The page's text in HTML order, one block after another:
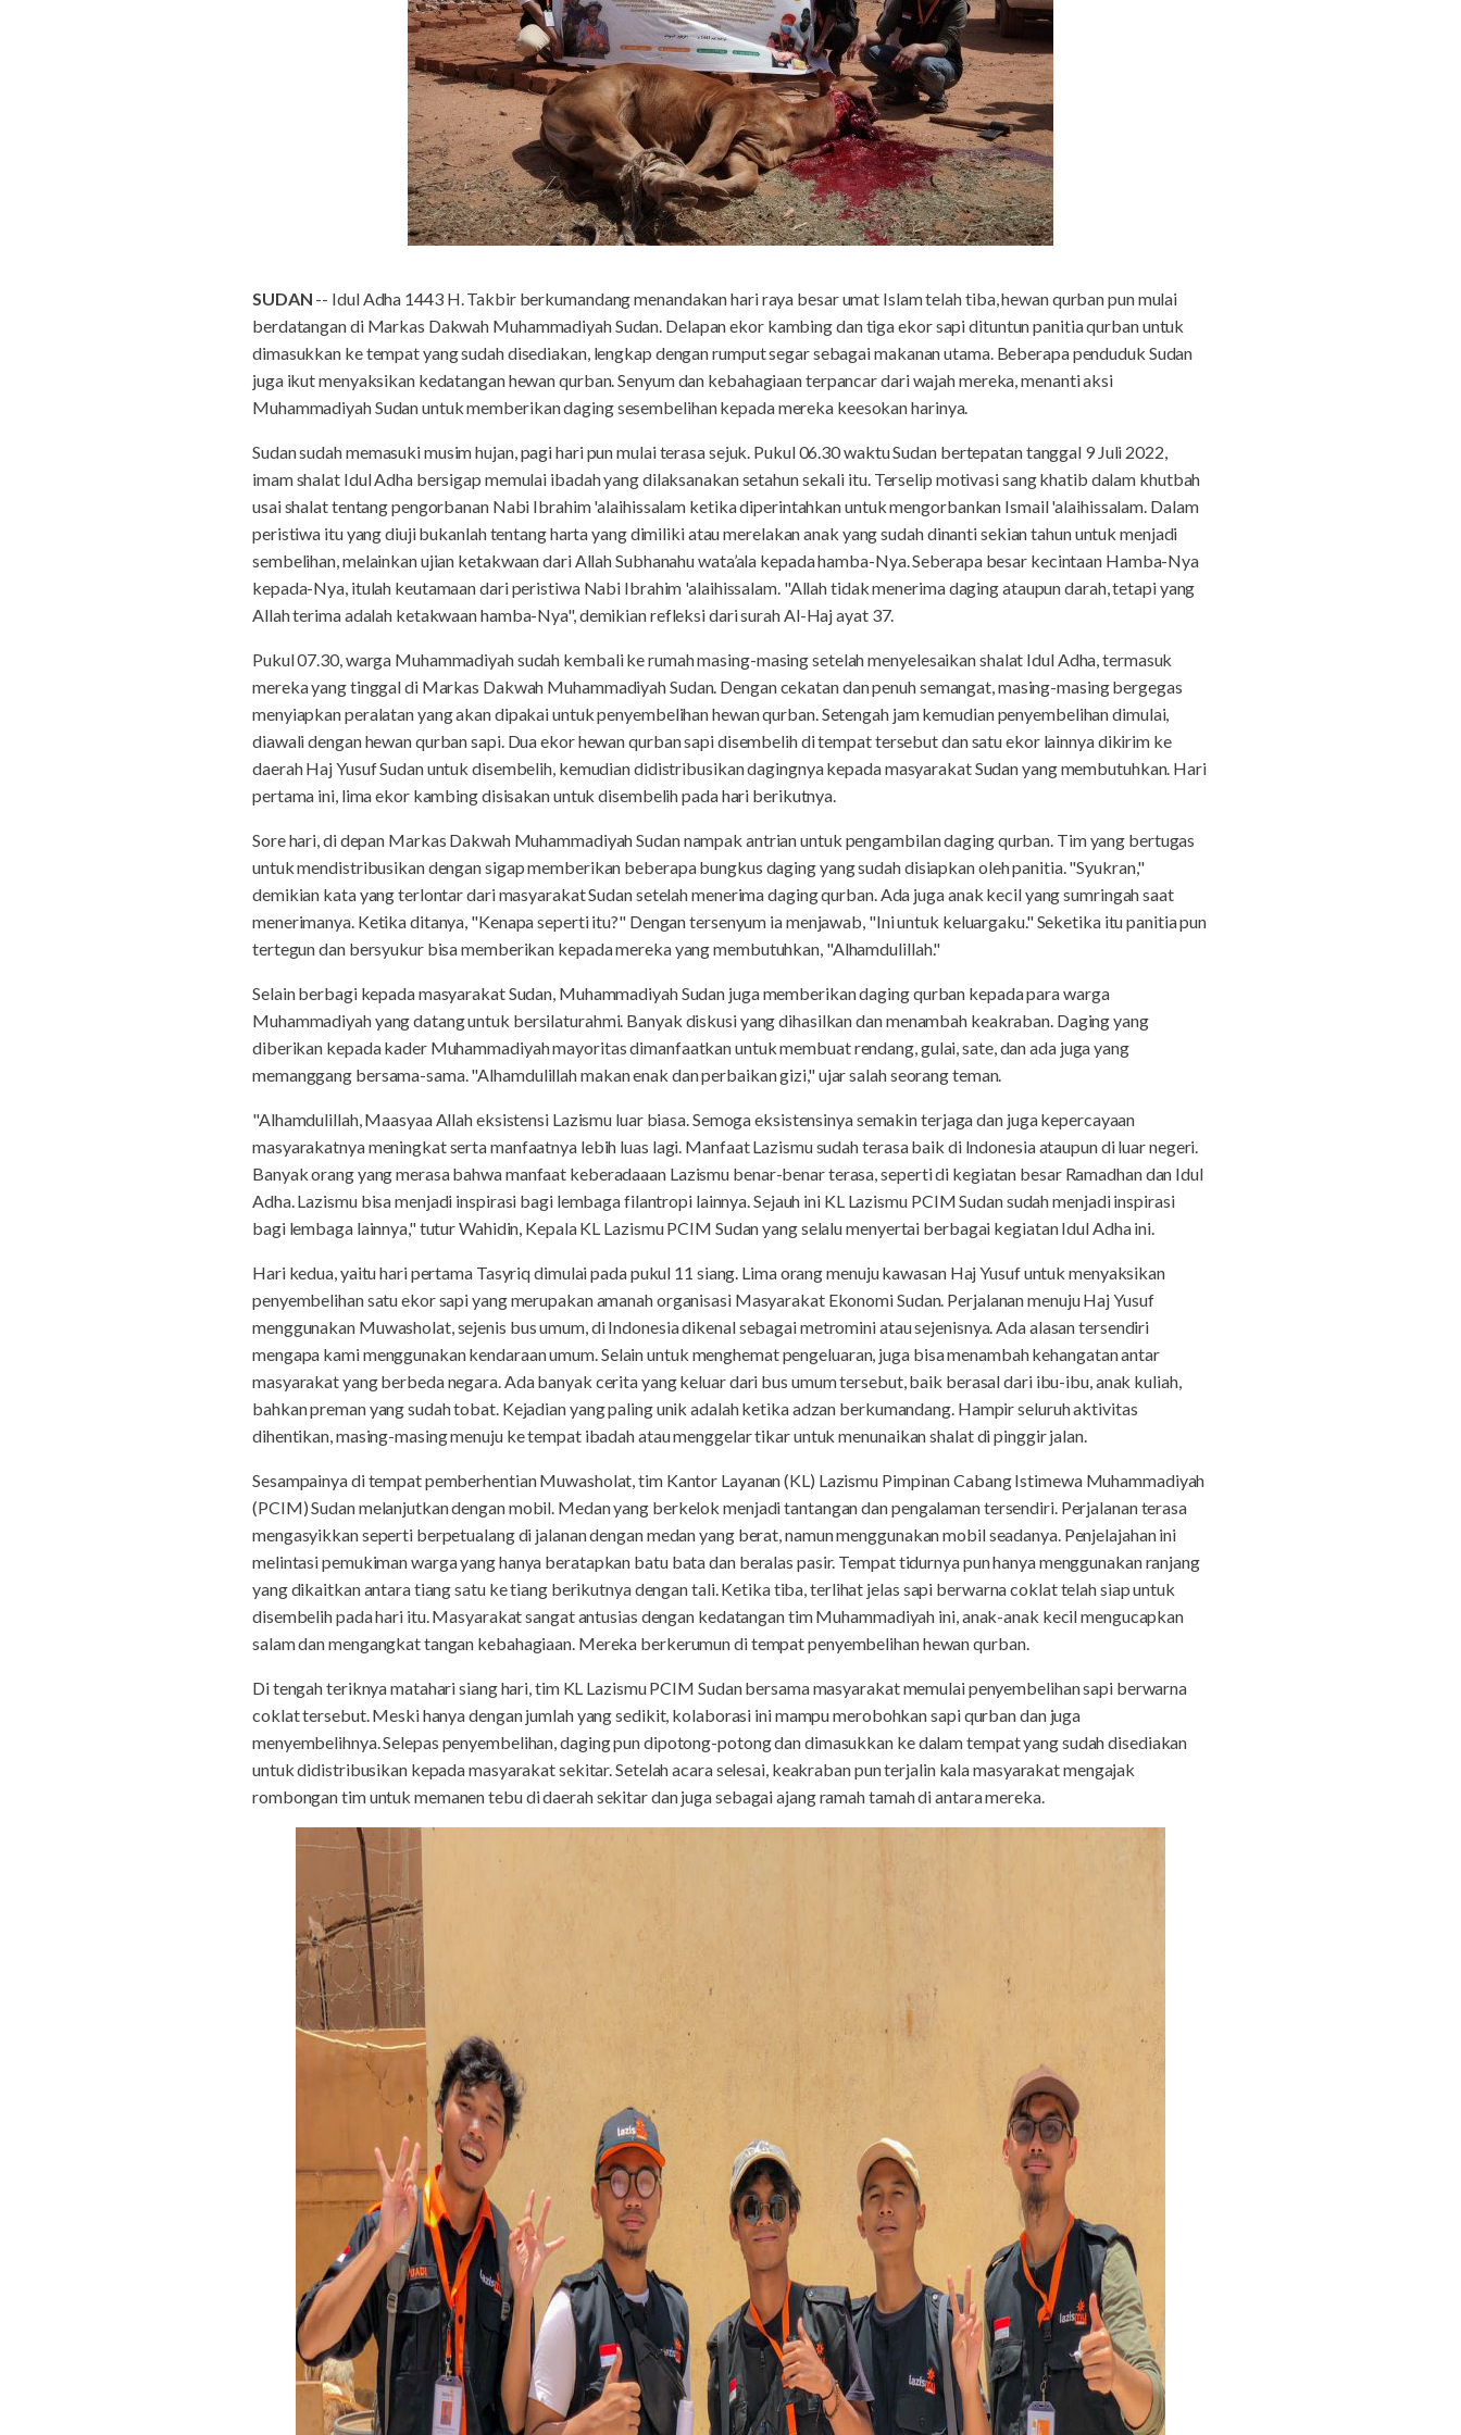
SUDAN -- Idul Adha 1443 H. Takbir berkumandang menandakan hari raya besar umat Islam telah tiba, hewan qurban pun mulai
berdatangan di Markas Dakwah Muhammadiyah Sudan. Delapan ekor kambing dan tiga ekor sapi dituntun panitia qurban untuk
dimasukkan ke tempat yang sudah disediakan, lengkap dengan rumput segar sebagai makanan utama. Beberapa penduduk Sudan
juga ikut menyaksikan kedatangan hewan qurban. Senyum dan kebahagiaan terpancar dari wajah mereka, menanti aksi
Muhammadiyah Sudan untuk memberikan daging sesembelihan kepada mereka keesokan harinya.
Sudan sudah memasuki musim hujan, pagi hari pun mulai terasa sejuk. Pukul 06.30 waktu Sudan bertepatan tanggal 9 Juli 2022,
imam shalat Idul Adha bersigap memulai ibadah yang dilaksanakan setahun sekali itu. Terselip motivasi sang khatib dalam khutbah
usai shalat tentang pengorbanan Nabi Ibrahim 'alaihissalam ketika diperintahkan untuk mengorbankan Ismail 'alaihissalam. Dalam
peristiwa itu yang diuji bukanlah tentang harta yang dimiliki atau merelakan anak yang sudah dinanti sekian tahun untuk menjadi
sembelihan, melainkan ujian ketakwaan dari Allah Subhanahu wata’ala kepada hamba-Nya. Seberapa besar kecintaan Hamba-Nya
kepada-Nya, itulah keutamaan dari peristiwa Nabi Ibrahim 'alaihissalam. "Allah tidak menerima daging ataupun darah, tetapi yang
Allah terima adalah ketakwaan hamba-Nya", demikian refleksi dari surah Al-Haj ayat 37.
Pukul 07.30, warga Muhammadiyah sudah kembali ke rumah masing-masing setelah menyelesaikan shalat Idul Adha, termasuk
mereka yang tinggal di Markas Dakwah Muhammadiyah Sudan. Dengan cekatan dan penuh semangat, masing-masing bergegas
menyiapkan peralatan yang akan dipakai untuk penyembelihan hewan qurban. Setengah jam kemudian penyembelihan dimulai,
diawali dengan hewan qurban sapi. Dua ekor hewan qurban sapi disembelih di tempat tersebut dan satu ekor lainnya dikirim ke
daerah Haj Yusuf Sudan untuk disembelih, kemudian didistribusikan dagingnya kepada masyarakat Sudan yang membutuhkan. Hari
pertama ini, lima ekor kambing disisakan untuk disembelih pada hari berikutnya.
Sore hari, di depan Markas Dakwah Muhammadiyah Sudan nampak antrian untuk pengambilan daging qurban. Tim yang bertugas
untuk mendistribusikan dengan sigap memberikan beberapa bungkus daging yang sudah disiapkan oleh panitia. "Syukran,"
demikian kata yang terlontar dari masyarakat Sudan setelah menerima daging qurban. Ada juga anak kecil yang sumringah saat
menerimanya. Ketika ditanya, "Kenapa seperti itu?" Dengan tersenyum ia menjawab, "Ini untuk keluargaku." Seketika itu panitia pun
tertegun dan bersyukur bisa memberikan kepada mereka yang membutuhkan, "Alhamdulillah."
Selain berbagi kepada masyarakat Sudan, Muhammadiyah Sudan juga memberikan daging qurban kepada para warga
Muhammadiyah yang datang untuk bersilaturahmi. Banyak diskusi yang dihasilkan dan menambah keakraban. Daging yang
diberikan kepada kader Muhammadiyah mayoritas dimanfaatkan untuk membuat rendang, gulai, sate, dan ada juga yang
memanggang bersama-sama. "Alhamdulillah makan enak dan perbaikan gizi," ujar salah seorang teman.
"Alhamdulillah, Maasyaa Allah eksistensi Lazismu luar biasa. Semoga eksistensinya semakin terjaga dan juga kepercayaan
masyarakatnya meningkat serta manfaatnya lebih luas lagi. Manfaat Lazismu sudah terasa baik di Indonesia ataupun di luar negeri.
Banyak orang yang merasa bahwa manfaat keberadaaan Lazismu benar-benar terasa, seperti di kegiatan besar Ramadhan dan Idul
Adha. Lazismu bisa menjadi inspirasi bagi lembaga filantropi lainnya. Sejauh ini KL Lazismu PCIM Sudan sudah menjadi inspirasi
bagi lembaga lainnya," tutur Wahidin, Kepala KL Lazismu PCIM Sudan yang selalu menyertai berbagai kegiatan Idul Adha ini.
Hari kedua, yaitu hari pertama Tasyriq dimulai pada pukul 11 siang. Lima orang menuju kawasan Haj Yusuf untuk menyaksikan
penyembelihan satu ekor sapi yang merupakan amanah organisasi Masyarakat Ekonomi Sudan. Perjalanan menuju Haj Yusuf
menggunakan Muwasholat, sejenis bus umum, di Indonesia dikenal sebagai metromini atau sejenisnya. Ada alasan tersendiri
mengapa kami menggunakan kendaraan umum. Selain untuk menghemat pengeluaran, juga bisa menambah kehangatan antar
masyarakat yang berbeda negara. Ada banyak cerita yang keluar dari bus umum tersebut, baik berasal dari ibu-ibu, anak kuliah,
bahkan preman yang sudah tobat. Kejadian yang paling unik adalah ketika adzan berkumandang. Hampir seluruh aktivitas
dihentikan, masing-masing menuju ke tempat ibadah atau menggelar tikar untuk menunaikan shalat di pinggir jalan.
Sesampainya di tempat pemberhentian Muwasholat, tim Kantor Layanan (KL) Lazismu Pimpinan Cabang Istimewa Muhammadiyah
(PCIM) Sudan melanjutkan dengan mobil. Medan yang berkelok menjadi tantangan dan pengalaman tersendiri. Perjalanan terasa
mengasyikkan seperti berpetualang di jalanan dengan medan yang berat, namun menggunakan mobil seadanya. Penjelajahan ini
melintasi pemukiman warga yang hanya beratapkan batu bata dan beralas pasir. Tempat tidurnya pun hanya menggunakan ranjang
yang dikaitkan antara tiang satu ke tiang berikutnya dengan tali. Ketika tiba, terlihat jelas sapi berwarna coklat telah siap untuk
disembelih pada hari itu. Masyarakat sangat antusias dengan kedatangan tim Muhammadiyah ini, anak-anak kecil mengucapkan
salam dan mengangkat tangan kebahagiaan. Mereka berkerumun di tempat penyembelihan hewan qurban.
Di tengah teriknya matahari siang hari, tim KL Lazismu PCIM Sudan bersama masyarakat memulai penyembelihan sapi berwarna
coklat tersebut. Meski hanya dengan jumlah yang sedikit, kolaborasi ini mampu merobohkan sapi qurban dan juga
menyembelihnya. Selepas penyembelihan, daging pun dipotong-potong dan dimasukkan ke dalam tempat yang sudah disediakan
untuk didistribusikan kepada masyarakat sekitar. Setelah acara selesai, keakraban pun terjalin kala masyarakat mengajak
rombongan tim untuk memanen tebu di daerah sekitar dan juga sebagai ajang ramah tamah di antara mereka.